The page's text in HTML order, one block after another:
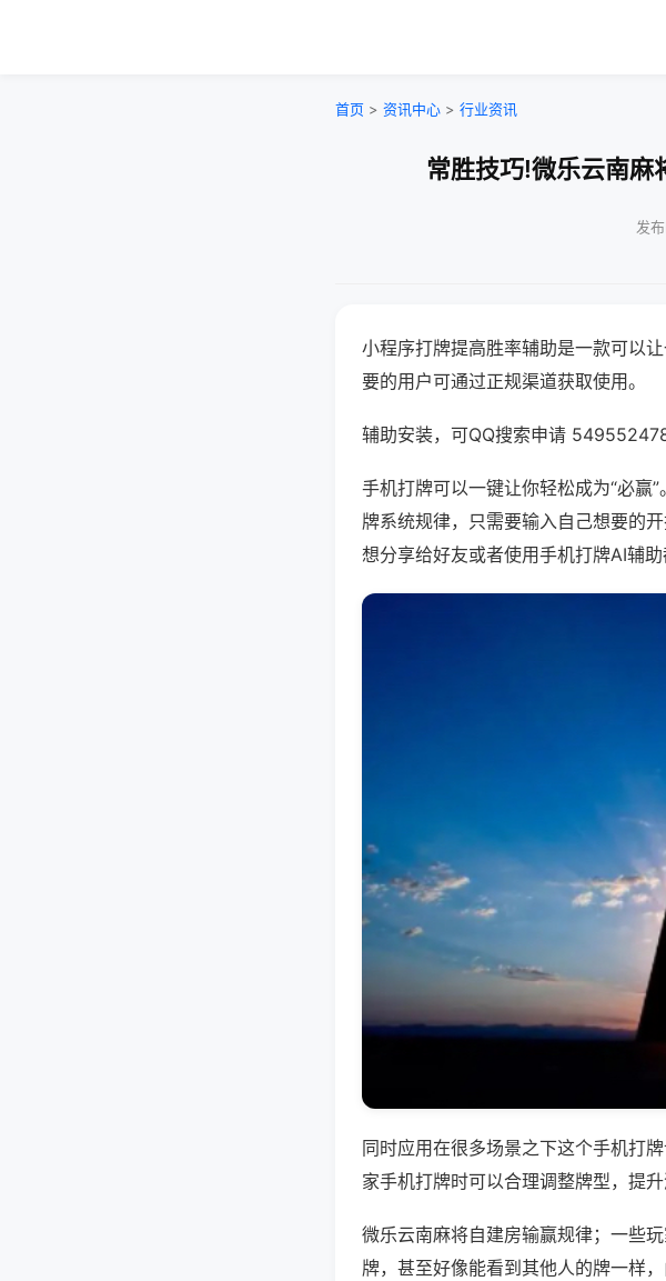
首页 > 资讯中心 > 行业资讯
常胜技巧!微乐云南麻
发
小程序打牌提高胜率辅助是一款可以
要的用户可通过正规渠道获取使用。
辅助安装，可QQ搜索申请
手机打牌可以一键让你轻松成为“必赢
牌系统规律，只需要输入自己想要的
想分享给好友或者使用手机打牌AI辅助
同时应用在很多场景之下这个手机打
家手机打牌时可以合理调整牌型，提
微乐云南麻将自建房输赢规律；一些
牌，甚至好像能看到其他人的牌一样